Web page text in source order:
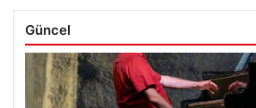
Güncel